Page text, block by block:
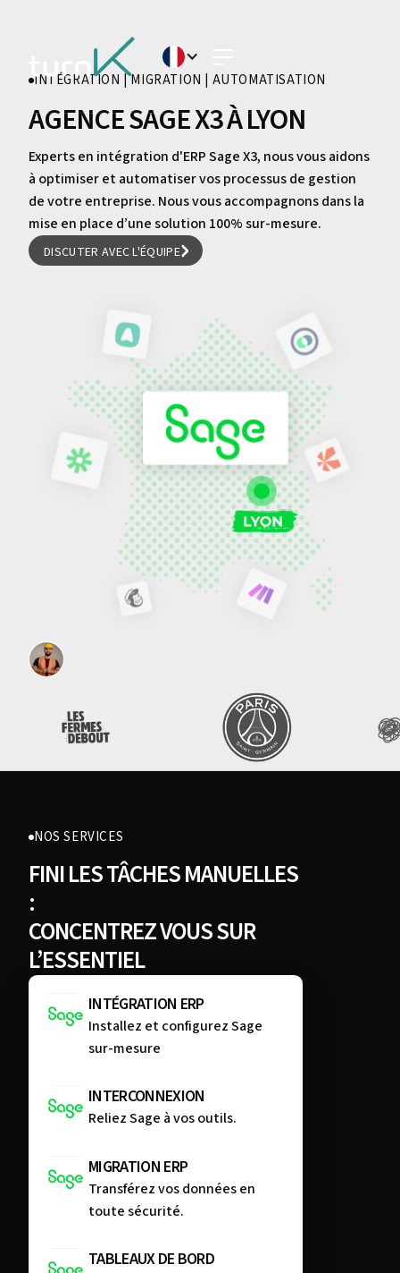
INTÉGRATION | MIGRATION | AUTOMATISATION
AGENCE SAGE X3 À LYON
Experts en intégration d'ERP Sage X3, nous vous aidons
à optimiser et automatiser vos processus de gestion
de votre entreprise. Nous vous accompagnons dans la
mise en place d’une solution 100% sur-mesure.
DISCUTER AVEC L'ÉQUIPE
DISCUTER AVEC L'ÉQUIPE
NOS SERVICES
FINI LES TÂCHES MANUELLES
:
CONCENTREZ VOUS SUR
L’ESSENTIEL
INTÉGRATION ERP
Installez et configurez Sage
sur-mesure
INTERCONNEXION
Reliez Sage à vos outils.
MIGRATION ERP
Transférez vos données en
toute sécurité.
TABLEAUX DE BORD